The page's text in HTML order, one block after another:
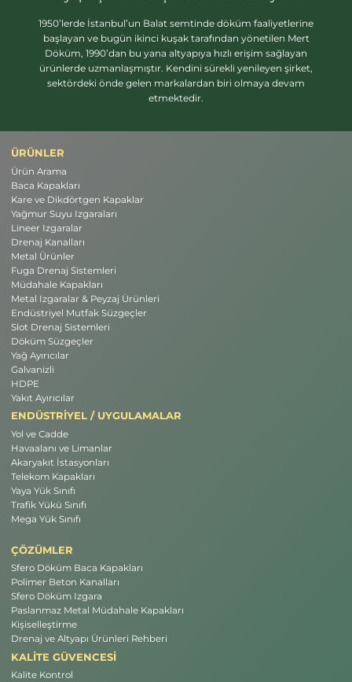
1950’lerde İstanbul’un Balat semtinde döküm faaliyetlerine
başlayan ve bugün ikinci kuşak tarafından yönetilen Mert
Döküm, 1990’dan bu yana altyapıya hızlı erişim sağlayan
ürünlerde uzmanlaşmıştır. Kendini sürekli yenileyen şirket,
sektördeki önde gelen markalardan biri olmaya devam
etmektedir.
ÜRÜNLER
Ürün Arama
Baca Kapakları
Kare ve Dikdörtgen Kapaklar
Yağmur Suyu Izgaraları
Lineer Izgaralar
Drenaj Kanalları
Metal Ürünler
Fuga Drenaj Sistemleri
Müdahale Kapakları
Metal Izgaralar & Peyzaj Ürünleri
Endüstriyel Mutfak Süzgeçler
Slot Drenaj Sistemleri
Döküm Süzgeçler
Yağ Ayırıcılar
Galvanizli
HDPE
Yakıt Ayırıcılar
ENDÜSTRİYEL / UYGULAMALAR
Yol ve Cadde
Havaalanı ve Limanlar
Akaryakıt İstasyonları
Telekom Kapakları
Yaya Yük Sınıfı
Trafik Yükü Sınıfı
Mega Yük Sınıfı
ÇÖZÜMLER
Sfero Döküm Baca Kapakları
Polimer Beton Kanalları
Sfero Döküm Izgara
Paslanmaz Metal Müdahale Kapakları
Kişiselleştirme
Drenaj ve Altyapı Ürünleri Rehberi
KALİTE GÜVENCESİ
Kalite Kontrol